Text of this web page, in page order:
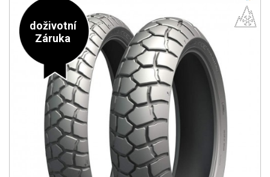
doživotní
Záruka